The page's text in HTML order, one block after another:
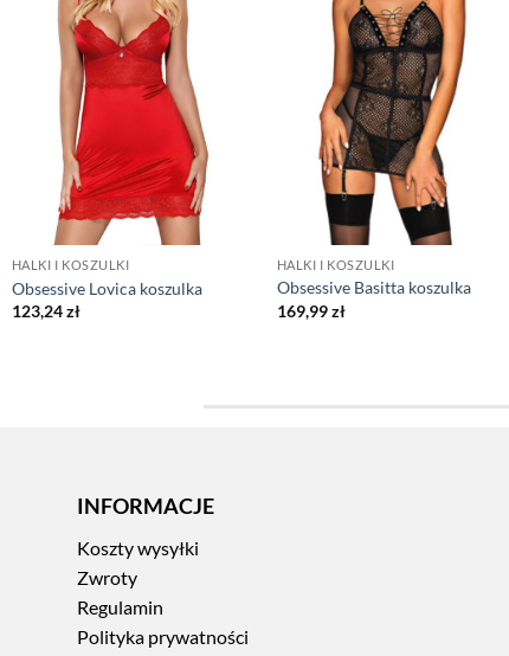
HALKI I KOSZULKI
Obsessive Lovica koszulka
123,24zł
HALKI I KOSZULKI
Obsessive Basitta koszulka
169,99zł
INFORMACJE
Koszty wysyłki
Zwroty
Regulamin
Polityka prywatności